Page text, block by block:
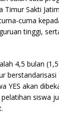
Timur Sakti
cuma
tinggi,
4,5 bulan
berstandarisasi
YES akan
pelatihan siswa